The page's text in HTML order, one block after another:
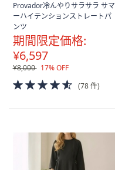
Provador冷んやりサラサラ サマ
ーハイテンションストレートパ
ンツ
期間限定価格:
¥6,597
¥8,000 17% OFF
4.5
of
(78 件)